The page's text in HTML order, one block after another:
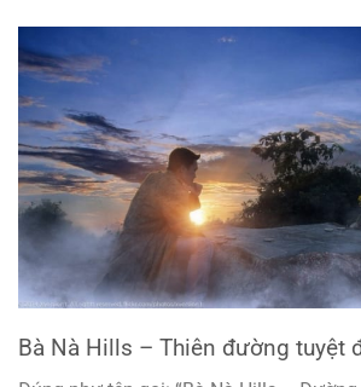
Bà Nà Hills – Thiên đường tuyệt